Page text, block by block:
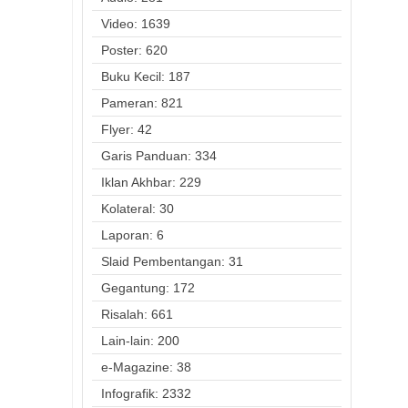
Video: 1639
Poster: 620
Buku Kecil: 187
Pameran: 821
Flyer: 42
Garis Panduan: 334
Iklan Akhbar: 229
Kolateral: 30
Laporan: 6
Slaid Pembentangan: 31
Gegantung: 172
Risalah: 661
Lain-lain: 200
e-Magazine: 38
Infografik: 2332